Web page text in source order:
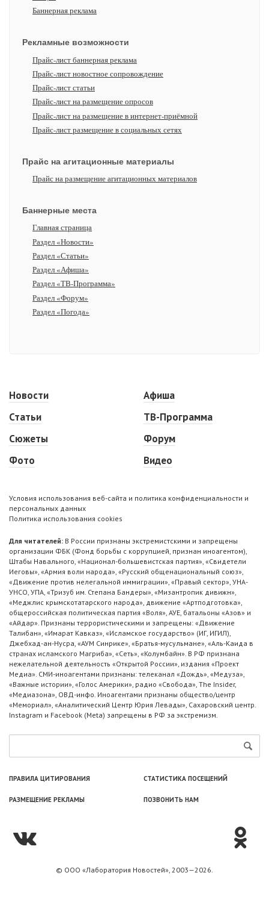
Баннерная реклама
Рекламные возможности
Прайс-лист баннерная реклама
Прайс-лист новостное сопровождение
Прайс-лист статьи
Прайс-лист на размещение опросов
Прайс-лист на размещение в интернет-приёмной
Прайс-лист размещение в социальных сетях
Прайс на агитационные материалы
Прайс на размещение агитационных материалов
Баннерные места
Главная страница
Раздел «Новости»
Раздел «Статьи»
Раздел «Афиша»
Раздел «ТВ-Программа»
Раздел «Форум»
Раздел «Погода»
Новости
Статьи
Сюжеты
Фото
Афиша
ТВ-Программа
Форум
Видео
Условия использования веб-сайта и политика конфиденциальности и
персональных данных
Политика использования cookies
Для читателей: В России признаны экстремистскими и запрещены
организации ФБК (Фонд борьбы с коррупцией, признан иноагентом),
Штабы Навального, «Национал-большевистская партия», «Свидетели
Иеговы», «Армия воли народа», «Русский общенациональный союз»,
«Движение против нелегальной иммиграции», «Правый сектор», УНА-
УНСО, УПА, «Тризуб им. Степана Бандеры», «Мизантропик дивижн»,
«Меджлис крымскотатарского народа», движение «Артподготовка»,
общероссийская политическая партия «Воля», АУЕ, батальоны «Азов» и
«Айдар». Признаны террористическими и запрещены: «Движение
Талибан», «Имарат Кавказ», «Исламское государство» (ИГ, ИГИЛ),
Джебхад-ан-Нусра, «АУМ Синрике», «Братья-мусульмане», «Аль-Каида в
странах исламского Магриба», «Сеть», «Колумбайн». В РФ признана
нежелательной деятельность «Открытой России», издания «Проект
Медиа». СМИ-иноагентами признаны: телеканал «Дождь», «Медуза»,
«Важные истории», «Голос Америки», радио «Свобода», The Insider,
«Медиазона», ОВД-инфо. Иноагентами признаны общество/центр
«Мемориал», «Аналитический Центр Юрия Левады», Сахаровский центр.
Instagram и Facebook (Metа) запрещены в РФ за экстремизм.
ПРАВИЛА ЦИТИРОВАНИЯ СТАТИСТИКА ПОСЕЩЕНИЙ
РАЗМЕЩЕНИЕ РЕКЛАМЫ ПОЗВОНИТЬ НАМ
© ООО «Лаборатория Новоcтей», 2003—2026.